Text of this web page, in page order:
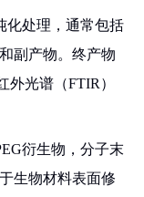
化处理，通常包括
副产物。终产物
外光谱（FTIR）
衍生物，分子末
生物材料表面修